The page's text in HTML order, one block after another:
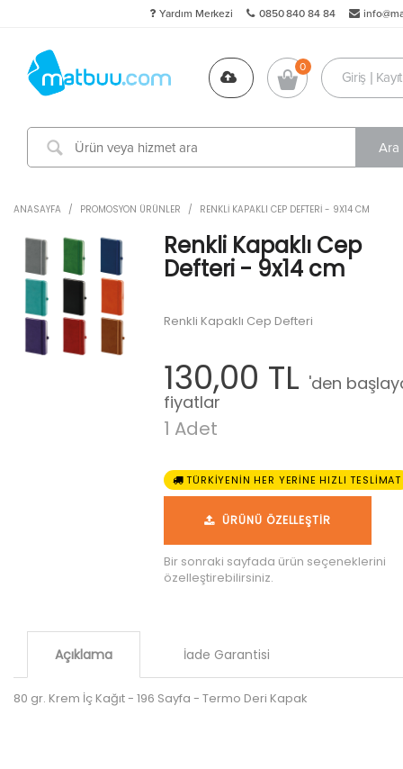
0850 840 84 84
Yardım Merkezi
Giriş | Kayıt
ANASAYFA / PROMOSYON ÜRÜNLER / RENKLI KAPAKLI CEP DEFTERI - 9X14 CM
Renkli Kapaklı Cep
Defteri - 9x14 cm
Renkli Kapaklı Cep Defteri
130,00 TL 'den
fiyatlar
1 Adet
TÜRKİYENİN HER YERİNE HIZLI TESLİMAT
ÜRÜNÜ ÖZELLEŞTİR
Bir sonraki sayfada ürün seçeneklerini
özelleştirebilirsiniz.
Açıklama İade Garantisi
80 gr. Krem İç Kağıt - 196 Sayfa - Termo Deri Kapak